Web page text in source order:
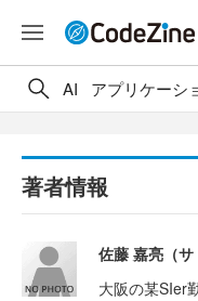
AI アプリケーシ
著者情報
佐藤 嘉亮（サ
大阪の某SIer